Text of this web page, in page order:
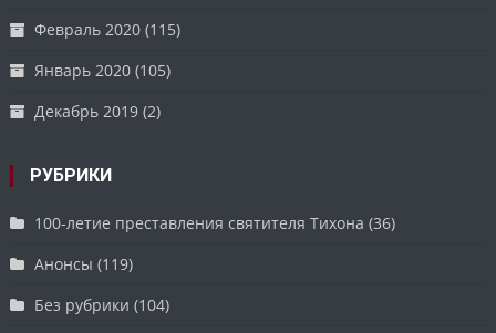
Февраль 2020 (115)
Январь 2020 (105)
Декабрь 2019 (2)
РУБРИКИ
100-летие преставления святителя Тихона (36)
Анонсы (119)
Без рубрики (104)